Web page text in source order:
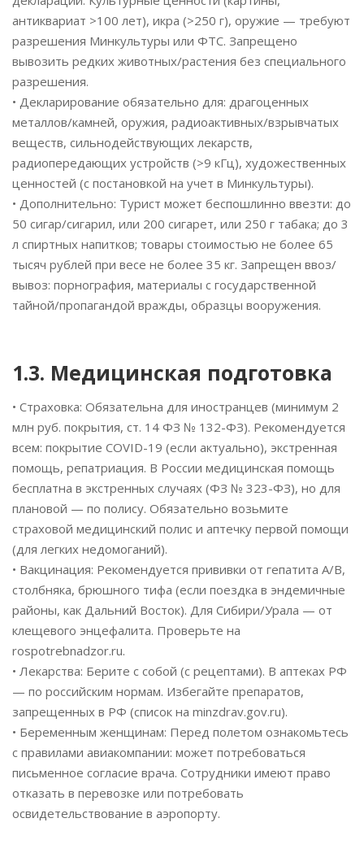
антиквариат >100 лет), икра (>250 г), оружие — требуют
разрешения Минкультуры или ФТС. Запрещено
вывозить редких животных/растения без специального
разрешения.
• Декларирование обязательно для: драгоценных
металлов/камней, оружия, радиоактивных/взрывчатых
веществ, сильнодействующих лекарств,
радиопередающих устройств (>9 кГц), художественных
ценностей (с постановкой на учет в Минкультуры).
• Дополнительно: Турист может беспошлинно ввезти: до
50 сигар/сигарил, или 200 сигарет, или 250 г табака; до 3
л спиртных напитков; товары стоимостью не более 65
тысяч рублей при весе не более 35 кг. Запрещен ввоз/
вывоз: порнография, материалы с государственной
тайной/пропагандой вражды, образцы вооружения.
1.3. Медицинская подготовка
• Страховка: Обязательна для иностранцев (минимум 2
млн руб. покрытия, ст. 14 ФЗ № 132-ФЗ). Рекомендуется
всем: покрытие COVID-19 (если актуально), экстренная
помощь, репатриация. В России медицинская помощь
бесплатна в экстренных случаях (ФЗ № 323-ФЗ), но для
плановой — по полису. Обязательно возьмите
страховой медицинский полис и аптечку первой помощи
(для легких недомоганий).
• Вакцинация: Рекомендуется прививки от гепатита A/B,
столбняка, брюшного тифа (если поездка в эндемичные
районы, как Дальний Восток). Для Сибири/Урала — от
клещевого энцефалита. Проверьте на
rospotrebnadzor.ru.
• Лекарства: Берите с собой (с рецептами). В аптеках РФ
— по российским нормам. Избегайте препаратов,
запрещенных в РФ (список на minzdrav.gov.ru).
• Беременным женщинам: Перед полетом ознакомьтесь
с правилами авиакомпании: может потребоваться
письменное согласие врача. Сотрудники имеют право
отказать в перевозке или потребовать
освидетельствование в аэропорту.